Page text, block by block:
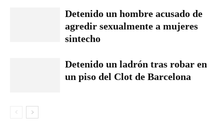
Detenido un hombre acusado de
agredir sexualmente a mujeres
sintecho
Detenido un ladrón tras robar en
un piso del Clot de Barcelona